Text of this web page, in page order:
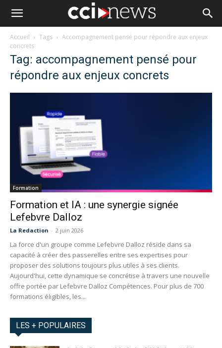
Accueil Tags
Accompagnement pensé pour répondre aux enjeux
concrets
Tag: accompagnement pensé pour
répondre aux enjeux concrets
Formation
Formation et IA : une synergie signée
Lefebvre Dalloz
La Redaction - 2 juin 2026
La force d'un groupe comme Lefebvre Dalloz réside dans sa
capacité à créer des passerelles entre ses expertises pour
proposer des solutions toujours plus utiles à ses clients.
Aujourd'hui, cette dynamique se concrétise à travers une nouvelle
offre portée par Lefebvre Dalloz Compétences. Pour plus de 700
formations éligibles, les...
LES + POPULAIRES